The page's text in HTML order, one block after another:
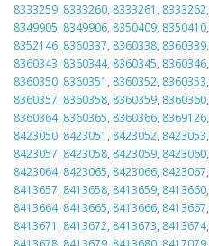
8333259, 8333260, 8333261 , 8333262,
8349905, 8349906, 8350409, 8350410,
8352146, 8360337, 8360338, 8360339,
8360343, 8360344, 8360345, 8360346,
8360350, 8360351 , 8360352, 8360353,
8360357, 8360358, 8360359, 8360360,
8360364, 8360365, 8360366, 8369126,
8423050, 8423051 , 8423052, 8423053,
8423057, 8423058, 8423059, 8423060,
8423064, 8423065, 8423066, 8423067,
8413657, 8413658, 8413659, 8413660,
8413664, 8413665, 8413666, 8413667,
8413671 , 8413672, 8413673, 8413674,